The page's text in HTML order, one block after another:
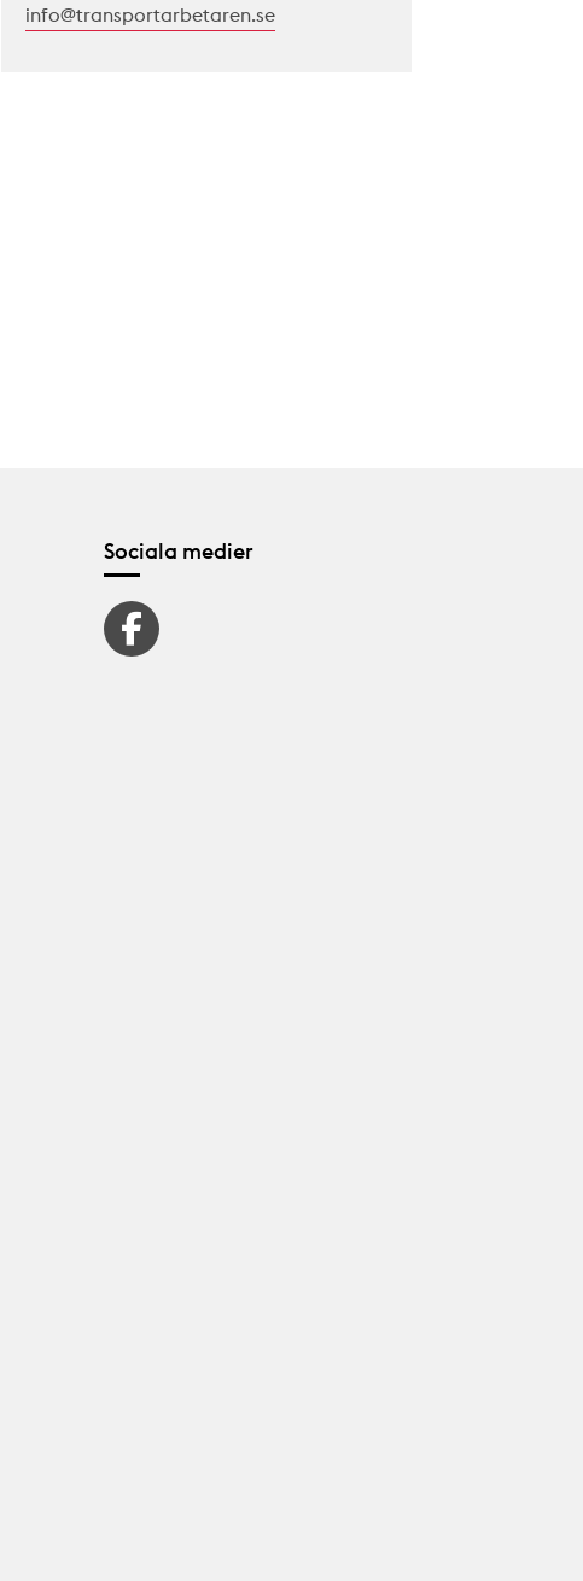
info@transportarbetaren.se
Sociala medier